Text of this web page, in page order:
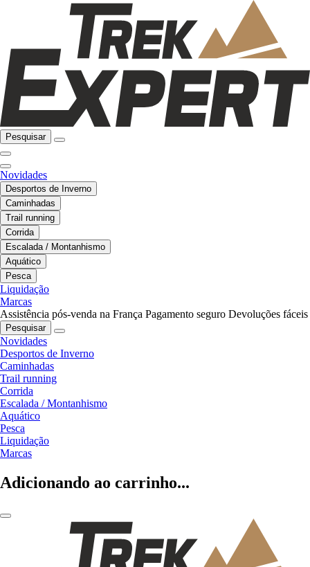
Pesquisar
Novidades
Desportos de Inverno
Caminhadas
Trail running
Corrida
Escalada / Montanhismo
Aquático
Pesca
Liquidação
Marcas
Assistência pós-venda na França Pagamento seguro Devoluções fáceis
Pesquisar
Novidades
Desportos de Inverno
Caminhadas
Trail running
Corrida
Escalada / Montanhismo
Aquático
Pesca
Liquidação
Marcas
Adicionando ao carrinho...